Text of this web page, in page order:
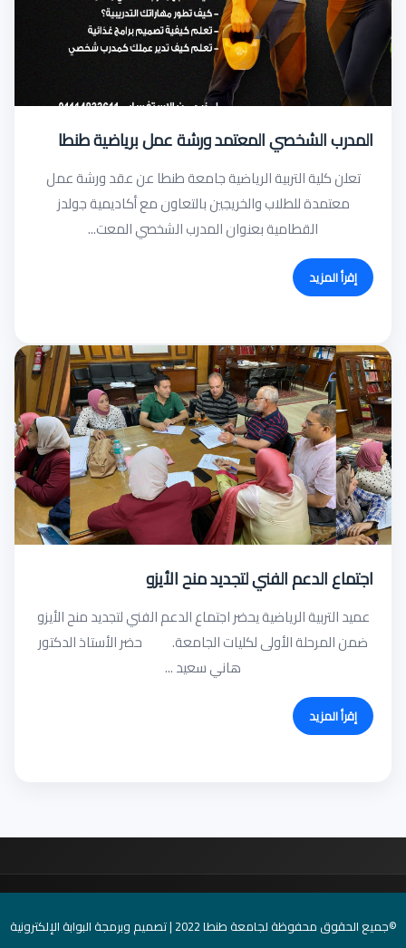
المدرب الشخصي المعتمد ورشة عمل برياضية طنطا
تعلن كلية التربية الرياضية جامعة طنطا عن عقد ورشة عمل
معتمدة للطلاب والخريجين بالتعاون مع أكاديمية جولدز
القطامية بعنوان المدرب الشخصي المعت...
إقرأ المزيد
اجتماع الدعم الفني لتجديد منح الأيزو
عميد التربية الرياضية يحضر اجتماع الدعم الفني لتجديد منح الأيزو
ضمن المرحلة الأولى لكليات الجامعة. حضر الأستاذ الدكتور
هاني سعيد ...
إقرأ المزيد
©جميع الحقوق محفوظة لجامعة طنطا 2022 | تصميم وبرمجة البوابة الإلكترونية